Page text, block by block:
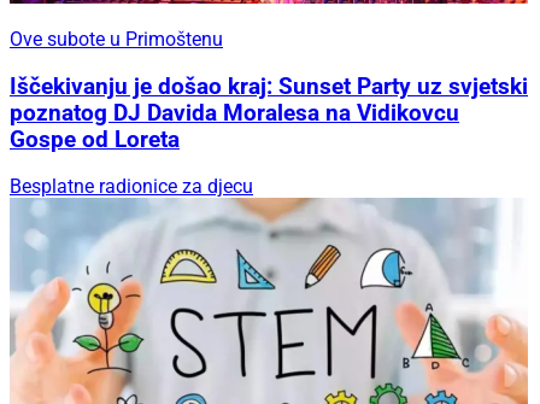
Ove subote u Primoštenu
Iščekivanju je došao kraj: Sunset Party uz svjetski
poznatog DJ Davida Moralesa na Vidikovcu
Gospe od Loreta
Besplatne radionice za djecu